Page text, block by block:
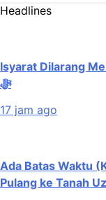
Headlines
Isyarat Dilarang
ﷻ
17 jam ago
Ada Batas Waktu
Pulang ke Tanah